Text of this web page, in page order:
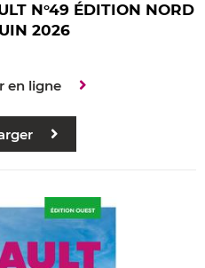
N°49 ÉDITION NORD
2026
en ligne